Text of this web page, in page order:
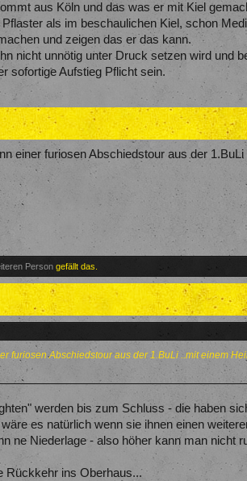
aus Köln und das was er mit Kiel
als im beschaulichen Kiel, schon
und zeigen das er das kann.
nicht unnötig unter Druck setzen wird und
sofortige Aufstieg Pflicht sein.
einer furiosen Abschiedstour aus der
Person gefällt das.
furiosen Abschiedstour aus der 1.BuLi ..mit einem
werden bis zum Schluss - die haben
es natürlich wenn sie ihnen einen
ne Niederlage - also höher kann man nicht
Rückkehr ins Oberhaus...